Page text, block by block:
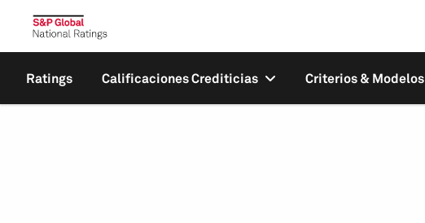
Ratings Calificaciones Crediticias Criterios & Modelos